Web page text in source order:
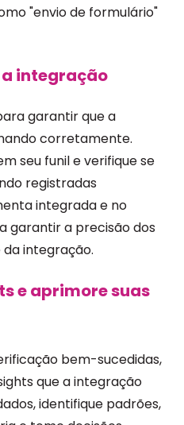
"envio de formulário"
a integração
garantir que a
corretamente.
seu funil e verifique se
registradas
integrada e no
garantir a precisão dos
integração.
e aprimore suas
bem-sucedidas,
que a integração
identifique padrões,